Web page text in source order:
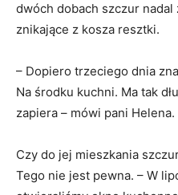
dwóch dobach szczur nadal
znikające z kosza resztki.
– Dopiero trzeciego dnia
Na środku kuchni. Ma tak
zapiera – mówi pani Helena.
Czy do jej mieszkania
Tego nie jest pewna. – W